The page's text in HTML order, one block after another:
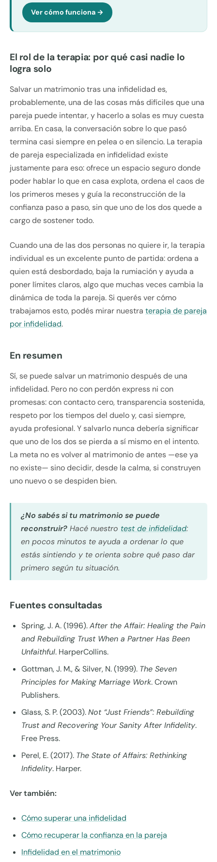
Ver cómo funciona →
El rol de la terapia: por qué casi nadie lo
logra solo
Salvar un matrimonio tras una infidelidad es,
probablemente, una de las cosas más difíciles que una
pareja puede intentar, y hacerlo a solas es muy cuesta
arriba. En casa, la conversación sobre lo que pasó
termina casi siempre en pelea o en silencio. La terapia
de pareja especializada en infidelidad existe
justamente para eso: ofrece un espacio seguro donde
poder hablar lo que en casa explota, ordena el caos de
los primeros meses y guía la reconstrucción de la
confianza paso a paso, sin que uno de los dos quede a
cargo de sostener todo.
Cuando una de las dos personas no quiere ir, la terapia
individual es un excelente punto de partida: ordena a
quien está desbordado, baja la rumiación y ayuda a
poner límites claros, algo que muchas veces cambia la
dinámica de toda la pareja. Si querés ver cómo
trabajamos esto, podés mirar nuestra terapia de pareja
por infidelidad.
En resumen
Sí, se puede salvar un matrimonio después de una
infidelidad. Pero no con perdón express ni con
promesas: con contacto cero, transparencia sostenida,
respeto por los tiempos del duelo y, casi siempre,
ayuda profesional. Y salvarlo nunca debería significar
que uno de los dos se pierda a sí mismo en el intento.
La meta no es volver al matrimonio de antes —ese ya
no existe— sino decidir, desde la calma, si construyen
uno nuevo o se despiden bien.
¿No sabés si tu matrimonio se puede
reconstruir? Hacé nuestro test de infidelidad:
en pocos minutos te ayuda a ordenar lo que
estás sintiendo y te orienta sobre qué paso dar
primero según tu situación.
Fuentes consultadas
Spring, J. A. (1996).After the Affair: Healing the Pain
and Rebuilding Trust When a Partner Has Been
Unfaithful. HarperCollins.
Gottman, J. M., & Silver, N. (1999). The Seven
Principles for Making Marriage Work. Crown
Publishers.
Glass, S. P. (2003).Not “Just Friends”: Rebuilding
Trust and Recovering Your Sanity After Infidelity.
Free Press.
Perel, E. (2017). The State of Affairs: Rethinking
Infidelity. Harper.
Ver también:
Cómo superar una infidelidad
Cómo recuperar la confianza en la pareja
Infidelidad en el matrimonio